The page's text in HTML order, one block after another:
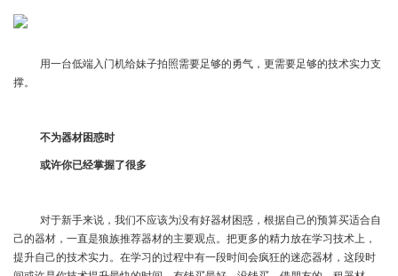
用一台低端入门机给妹子拍照需要足够的勇气，更需要足够的技术实力支
撑。
不为器材困惑时
或许你已经掌握了很多
对于新手来说，我们不应该为没有好器材困惑，根据自己的预算买适合自
己的器材，一直是狼族推荐器材的主要观点。把更多的精力放在学习技术上，
提升自己的技术实力。在学习的过程中有一段时间会疯狂的迷恋器材，这段时